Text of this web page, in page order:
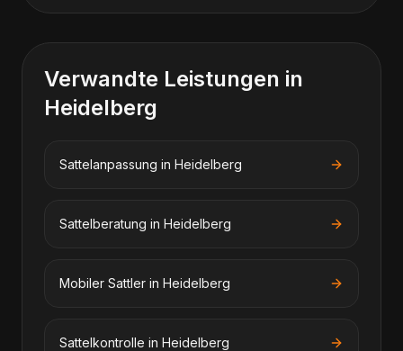
Verwandte Leistungen in
Heidelberg
Sattelanpassung in Heidelberg
Sattelberatung in Heidelberg
Mobiler Sattler in Heidelberg
Sattelkontrolle in Heidelberg